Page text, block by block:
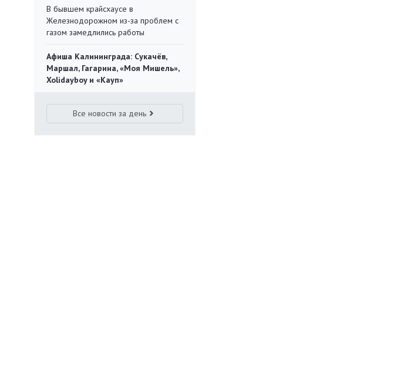
В бывшем крайсхаусе в
Железнодорожном из-за проблем с
газом замедлились работы
Афиша Калининграда: Сукачёв,
Маршал, Гагарина, «Моя Мишель»,
Xolidayboy и «Кауп»
Все новости за день